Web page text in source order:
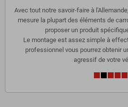
Avec tout notre savoir-faire à l'Allemande,
mesure la plupart des éléments de
proposer un produit
Le montage est assez simple à
professionnel vous pourrez obtenir
agressif de votre